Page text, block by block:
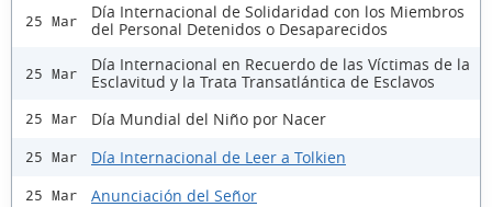
25 Mar
Día Internacional de Solidaridad con los Miembros
del Personal Detenidos o Desaparecidos
25 Mar
Día Internacional en Recuerdo de las Víctimas de la
Esclavitud y la Trata Transatlántica de Esclavos
25 Mar Día Mundial del Niño por Nacer
25 Mar Día Internacional de Leer a Tolkien
25 Mar Anunciación del Señor